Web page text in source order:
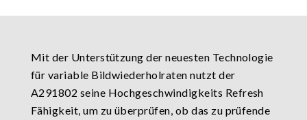
Mit der Unterstützung der neuesten Technologie
für variable Bildwiederholraten nutzt der
A291802 seine Hochgeschwindigkeits Refresh
Fähigkeit, um zu überprüfen, ob das zu prüfende